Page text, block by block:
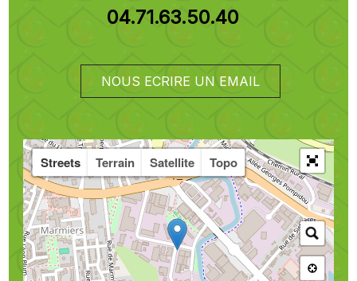
04.71.63.50.40
NOUS ECRIRE UN EMAIL
Streets Terrain Satellite Topo